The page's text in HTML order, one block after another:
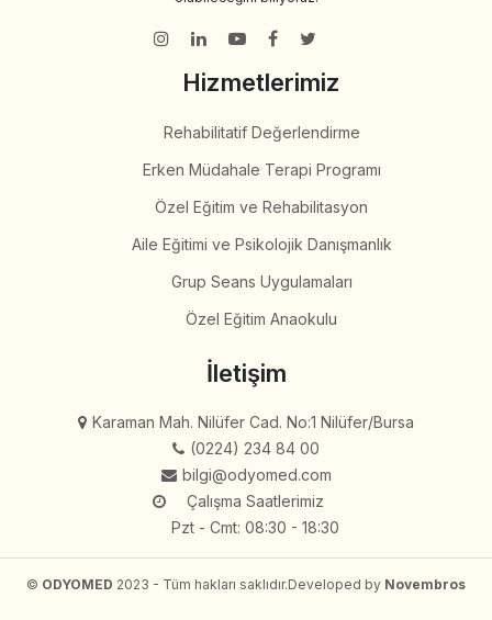
Hizmetlerimiz
Rehabilitatif Değerlendirme
Erken Müdahale Terapi Programı
Özel Eğitim ve Rehabilitasyon
Aile Eğitimi ve Psikolojik Danışmanlık
Grup Seans Uygulamaları
Özel Eğitim Anaokulu
İletişim
Karaman Mah. Nilüfer Cad. No:1 Nilüfer/Bursa
(0224) 234 84 00
bilgi@odyomed.com
Çalışma Saatlerimiz
Pzt - Cmt: 08:30 - 18:30
© ODYOMED 2023 - Tüm hakları saklıdır.Developed by Novembros